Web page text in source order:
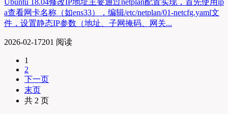
a查看网卡名称（如ens33），编辑/etc/netplan/01-netcfg.yaml文
件，设置静态IP参数（地址、子网掩码、网关...
2026-02-17201 阅读
1
2
下一页
末页
共 2 页